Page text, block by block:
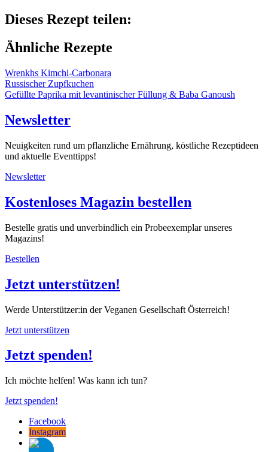
Dieses Rezept teilen:
Ähnliche Rezepte
Wrenkhs Kimchi-Carbonara
Russischer Zupfkuchen
Gefüllte Paprika mit levantinischer Füllung & Baba Ganoush
Newsletter
Neuigkeiten rund um pflanzliche Ernährung, köstliche Rezeptideen
und aktuelle Eventtipps!
Newsletter
Kostenloses Magazin bestellen
Bestelle gratis und unverbindlich ein Probeexemplar unseres
Magazins!
Bestellen
Jetzt unterstützen!
Werde Unterstützer:in der Veganen Gesellschaft Österreich!
Jetzt unterstützen
Jetzt spenden!
Ich möchte helfen! Was kann ich tun?
Jetzt spenden!
Facebook
Instagram